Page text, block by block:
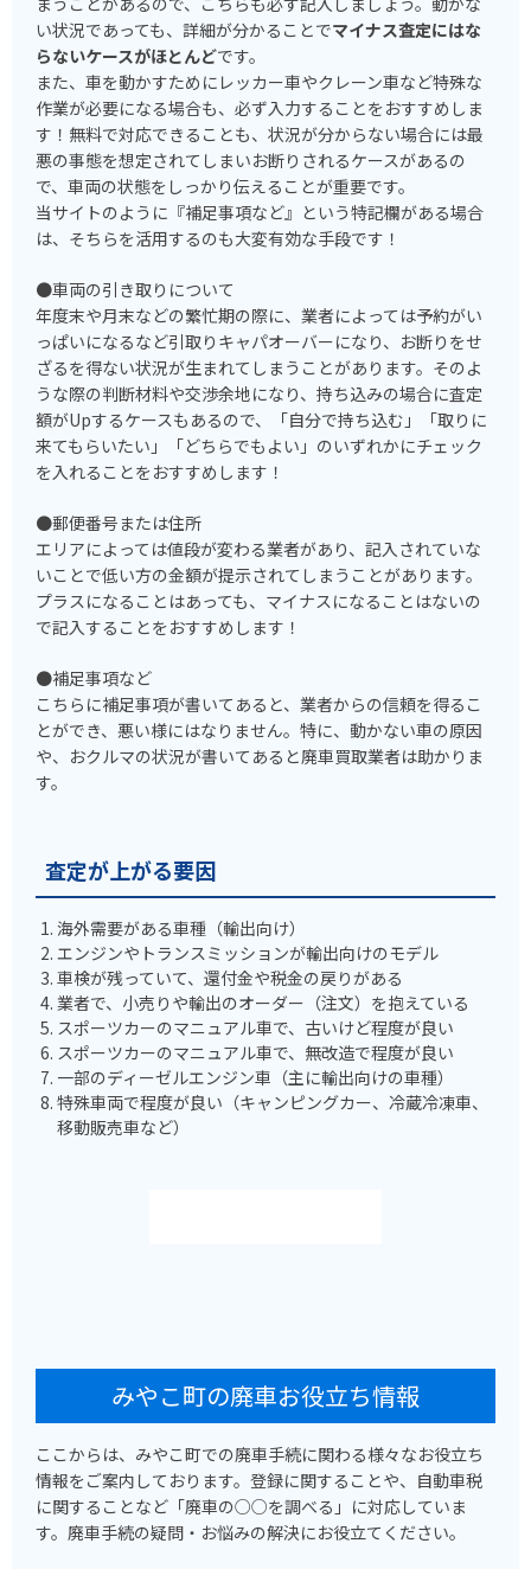
い状況であっても、詳細が分かることでマイナス査定にはな
らないケースがほとんどです。
また、車を動かすためにレッカー車やクレーン車など特殊な
作業が必要になる場合も、必ず入力することをおすすめしま
す！無料で対応できることも、状況が分からない場合には最
悪の事態を想定されてしまいお断りされるケースがあるの
で、車両の状態をしっかり伝えることが重要です。
当サイトのように『補足事項など』という特記欄がある場合
は、そちらを活用するのも大変有効な手段です！
●車両の引き取りについて
年度末や月末などの繁忙期の際に、業者によっては予約がい
っぱいになるなど引取りキャパオーバーになり、お断りをせ
ざるを得ない状況が生まれてしまうことがあります。そのよ
うな際の判断材料や交渉余地になり、持ち込みの場合に査定
額がUpするケースもあるので、「自分で持ち込む」「取りに
来てもらいたい」「どちらでもよい」のいずれかにチェック
を入れることをおすすめします！
●郵便番号または住所
エリアによっては値段が変わる業者があり、記入されていな
いことで低い方の金額が提示されてしまうことがあります。
プラスになることはあっても、マイナスになることはないの
で記入することをおすすめします！
●補足事項など
こちらに補足事項が書いてあると、業者からの信頼を得るこ
とができ、悪い様にはなりません。特に、動かない車の原因
や、おクルマの状況が書いてあると廃車買取業者は助かりま
す。
査定が上がる要因
海外需要がある車種（輸出向け）
エンジンやトランスミッションが輸出向けのモデル
車検が残っていて、還付金や税金の戻りがある
業者で、小売りや輸出のオーダー（注文）を抱えている
スポーツカーのマニュアル車で、古いけど程度が良い
スポーツカーのマニュアル車で、無改造で程度が良い
一部のディーゼルエンジン車（主に輸出向けの車種）
特殊車両で程度が良い（キャンピングカー、冷蔵冷凍車、
移動販売車など）
みやこ町の廃車お役立ち情報
ここからは、みやこ町での廃車手続に関わる様々なお役立ち
情報をご案内しております。登録に関することや、自動車税
に関することなど「廃車の○○を調べる」に対応していま
す。廃車手続の疑問・お悩みの解決にお役立てください。